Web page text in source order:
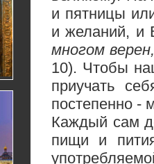
и пятницы
и желаний, и
многом
10). Чтобы
приучать
постепенно -
Каждый сам
пищи и